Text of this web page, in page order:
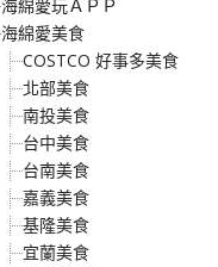
海綿愛玩ＡＰＰ
海綿愛美食
COSTCO 好事多美食
北部美食
南投美食
台中美食
台南美食
嘉義美食
基隆美食
宜蘭美食